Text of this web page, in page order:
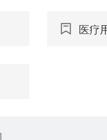
医疗